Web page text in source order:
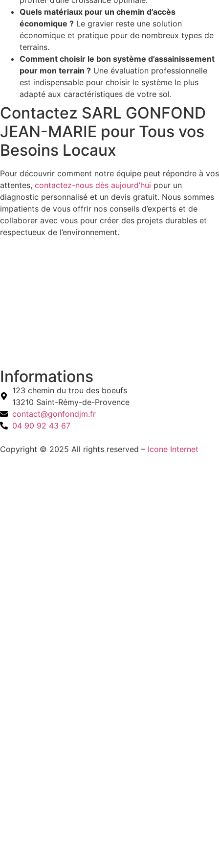
Quels matériaux pour un chemin d’accès
économique ? Le gravier reste une solution
économique et pratique pour de nombreux types de
terrains.
Comment choisir le bon système d’assainissement
pour mon terrain ? Une évaluation professionnelle
est indispensable pour choisir le système le plus
adapté aux caractéristiques de votre sol.
Contactez SARL GONFOND
JEAN-MARIE pour Tous vos
Besoins Locaux
Pour découvrir comment notre équipe peut répondre à vos
attentes, contactez-nous dès aujourd’hui pour un
diagnostic personnalisé et un devis gratuit. Nous sommes
impatients de vous offrir nos conseils d’experts et de
collaborer avec vous pour créer des projets durables et
respectueux de l’environnement.
Informations
123 chemin du trou des boeufs
13210 Saint-Rémy-de-Provence
contact@gonfondjm.fr
04 90 92 43 67
Copyright © 2025 All rights reserved – Icone Internet